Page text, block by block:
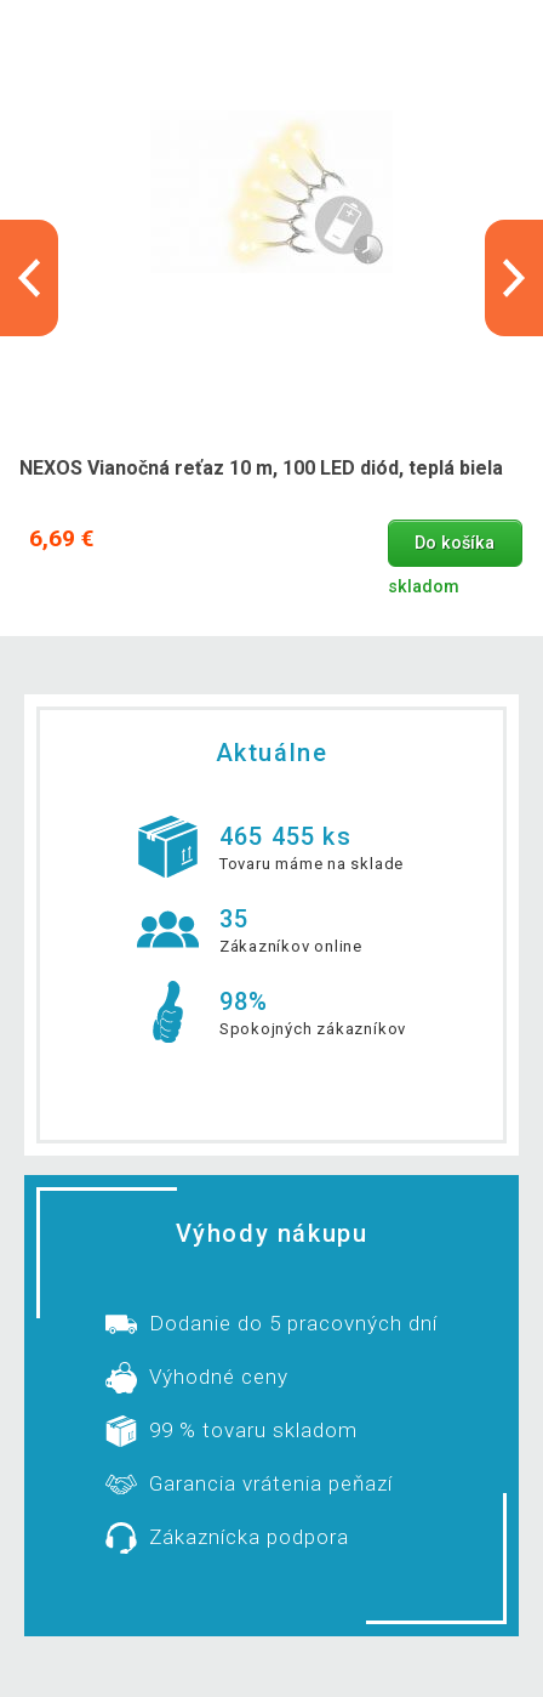
NEXOS Vianočná reťaz 10 m, 100 LED diód, teplá biela
6,69 € Do košíka
skladom
Aktuálne
465 455 ks
Tovaru máme na sklade
35
Zákazníkov online
98%
Spokojných zákazníkov
Výhody nákupu
Dodanie do 5 pracovných dní
Výhodné ceny
99 % tovaru skladom
Garancia vrátenia peňazí
Zákaznícka podpora